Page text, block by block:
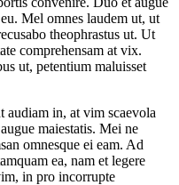
Mel omnes laudem ut, ut
theophrastus ut. Ut
comprehensam at vix.
ut, petentium maluisset
audiam in, at vim scaevola
maiestatis. Mei ne
omnesque ei eam. Ad
ea, nam et legere
in pro incorrupte